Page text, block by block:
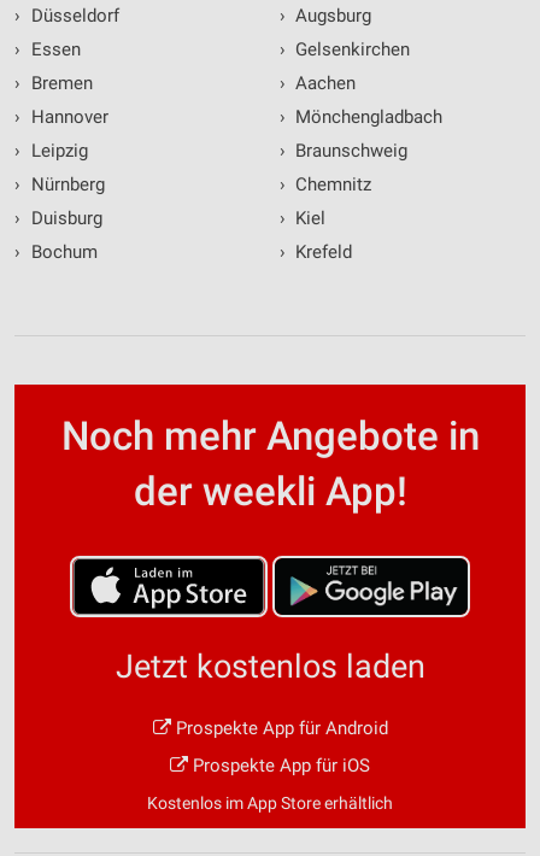
›
Düsseldorf
›
Essen
›
Bremen
›
Hannover
›
Leipzig
›
Nürnberg
›
Duisburg
›
Bochum
› Augsburg
› Gelsenkirchen
› Aachen
› Mönchengladbach
› Braunschweig
› Chemnitz
› Kiel
› Krefeld
Noch mehr Angebote in
der weekli App!
Jetzt kostenlos laden
Prospekte App für Android
Prospekte App für iOS
Kostenlos im App Store erhältlich